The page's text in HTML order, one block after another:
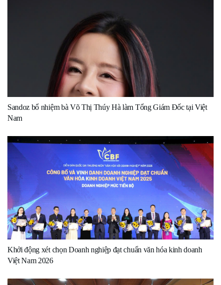
Sandoz bổ nhiệm bà Võ Thị Thúy Hà làm Tổng Giám Đốc tại Việt
Nam
Khởi động xét chọn Doanh nghiệp đạt chuẩn văn hóa kinh doanh
Việt Nam 2026